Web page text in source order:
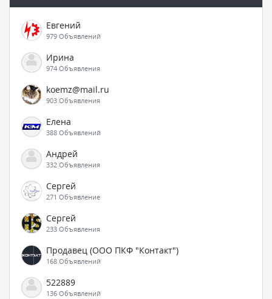
Евгений
979 Объявлений
Ирина
974 Объявления
koemz@mail.ru
903 Объявления
Елена
388 Объявлений
Андрей
332 Объявления
Сергей
271 Объявление
Сергей
233 Объявления
Продавец (ООО ПКФ "Контакт")
168 Объявлений
522889
136 Объявлений